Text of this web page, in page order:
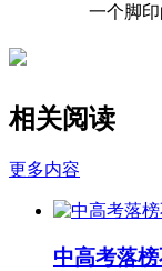
一个脚
相关阅读
更多内容
中高考落